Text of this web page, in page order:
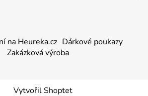
na Heureka.cz Dárkové poukazy
Zakázková výroba
Vytvořil Shoptet